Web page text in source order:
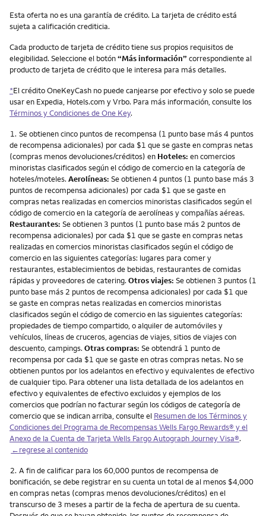
Esta oferta no es una garantía de crédito. La tarjeta de crédito está
sujeta a calificación crediticia.
Cada producto de tarjeta de crédito tiene sus propios requisitos de
elegibilidad. Seleccione el botón“Más información” correspondiente al
producto de tarjeta de crédito que le interesa para más detalles.
*El crédito OneKeyCash no puede canjearse por efectivo y solo se puede
usar en Expedia, Hotels.com y Vrbo. Para más información, consulte los
Términos y Condiciones de One Key.
Nota
1. Se obtienen cinco puntos de recompensa (1 punto base más 4 puntos
de recompensa adicionales) por cada $1 que se gaste en compras netas
(compras menos devoluciones/créditos) en Hoteles: en comercios
minoristas clasificados según el código de comercio en la categoría de
hoteles/moteles. Aerolíneas: Se obtienen 4 puntos (1 punto base más 3
puntos de recompensa adicionales) por cada $1 que se gaste en
compras netas realizadas en comercios minoristas clasificados según el
código de comercio en la categoría de aerolíneas y compañías aéreas.
Restaurantes: Se obtienen 3 puntos (1 punto base más 2 puntos de
recompensa adicionales) por cada $1 que se gaste en compras netas
realizadas en comercios minoristas clasificados según el código de
comercio en las siguientes categorías: lugares para comer y
restaurantes, establecimientos de bebidas, restaurantes de comidas
rápidas y proveedores de catering. Otros viajes: Se obtienen 3 puntos (1
punto base más 2 puntos de recompensa adicionales) por cada $1 que
se gaste en compras netas realizadas en comercios minoristas
clasificados según el código de comercio en las siguientes categorías:
propiedades de tiempo compartido, o alquiler de automóviles y
vehículos, líneas de cruceros, agencias de viajes, sitios de viajes con
descuento, campings. Otras compras: Se obtendrá 1 punto de
recompensa por cada $1 que se gaste en otras compras netas. No se
obtienen puntos por los adelantos en efectivo y equivalentes de efectivo
de cualquier tipo. Para obtener una lista detallada de los adelantos en
efectivo y equivalentes de efectivo excluidos y ejemplos de los
comercios que podrían no facturar según los códigos de categoría de
comercio que se indican arriba, consulte el Resumen de los Términos y
Condiciones del Programa de Recompensas Wells Fargo Rewards® y el
Anexo de la Cuenta de Tarjeta Wells Fargo Autograph Journey Visa®.
←regrese al contenido
Nota
2. A fin de calificar para los 60,000 puntos de recompensa de
bonificación, se debe registrar en su cuenta un total de al menos $4,000
en compras netas (compras menos devoluciones/créditos) en el
transcurso de 3 meses a partir de la fecha de apertura de su cuenta.